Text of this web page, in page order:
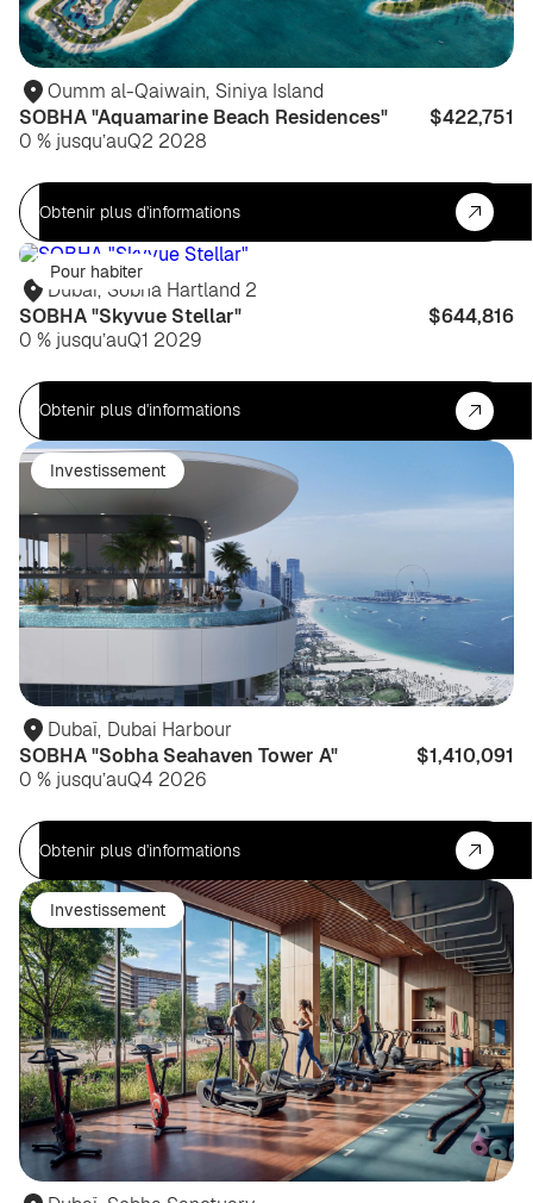
Oumm al-Qaiwain, Siniya Island
SOBHA "Aquamarine Beach Residences"
$422,751
0 % jusqu’auQ2 2028
Obtenir plus d'informations
Pour habiter
Dubaï, Sobha Hartland 2
SOBHA "Skyvue Stellar"
$644,816
0 % jusqu’auQ1 2029
Obtenir plus d'informations
Investissement
Dubaï, Dubai Harbour
SOBHA "Sobha Seahaven Tower A"
$1,410,091
0 % jusqu’auQ4 2026
Obtenir plus d'informations
Investissement